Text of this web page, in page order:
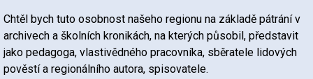
Chtěl bych tuto osobnost našeho regionu na základě pátrání v
archivech a školních kronikách, na kterých působil, představit
jako pedagoga, vlastivědného pracovníka, sběratele lidových
pověstí a regionálního autora, spisovatele.